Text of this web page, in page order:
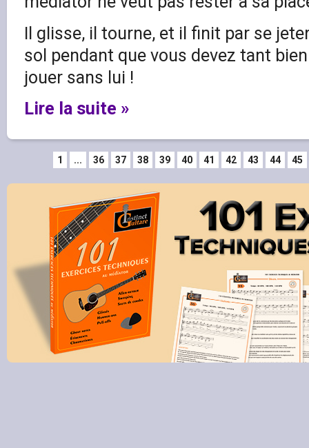
Il glisse, il tourne, et il finit par se
sol pendant que vous devez tant
jouer sans lui !
Lire la suite »
1 ... 36 37 38 39 40 41 42 43 44 45